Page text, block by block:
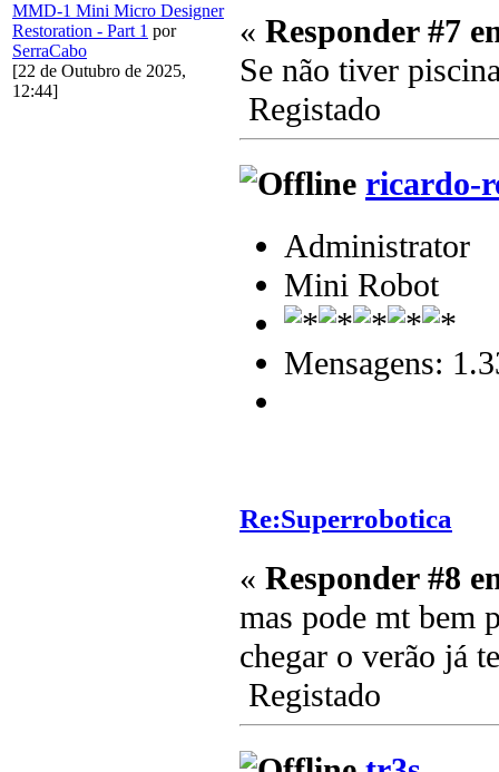
MMD-1 Mini Micro Designer
Restoration - Part 1 por
SerraCabo
[22 de Outubro de 2025,
12:44]
« Responder #7
Se não tiver
Registado
ricardo-
Administrator
Mini Robot
Mensagens:
Re:Superrobotica
« Responder #8
mas pode mt bem
chegar o verão já
Registado